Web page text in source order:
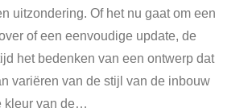
uitzondering. Of het nu gaat om een
of een eenvoudige update, de
het bedenken van een ontwerp dat
variëren van de stijl van de inbouw
kleur van de…